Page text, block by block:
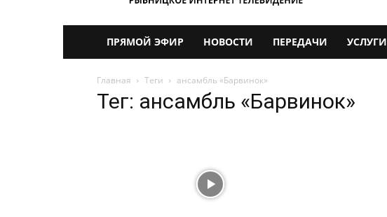
ПРЯМОЙ ЭФИР НОВОСТИ ПЕРЕДАЧИ УСЛУГИ
Главная Теги ансамбль «Барвинок»
Тег: ансамбль «Барвинок»